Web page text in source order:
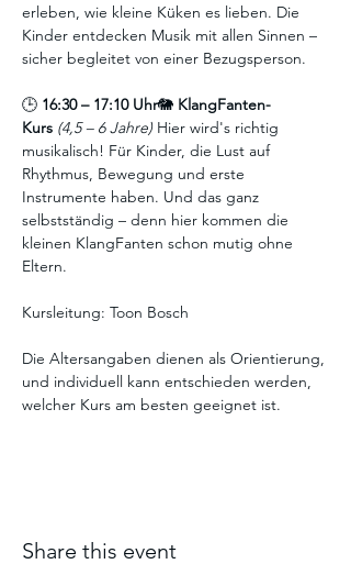
erleben, wie kleine Küken es lieben. Die
Kinder entdecken Musik mit allen Sinnen –
sicher begleitet von einer Bezugsperson.
🕒 16:30 – 17:10 Uhr🐘 KlangFanten-
Kurs (4,5 – 6 Jahre) Hier wird's richtig
musikalisch! Für Kinder, die Lust auf
Rhythmus, Bewegung und erste
Instrumente haben. Und das ganz
selbstständig – denn hier kommen die
kleinen KlangFanten schon mutig ohne
Eltern.
Kursleitung: Toon Bosch
Die Altersangaben dienen als Orientierung,
und individuell kann entschieden werden,
welcher Kurs am besten geeignet ist.
Share this event